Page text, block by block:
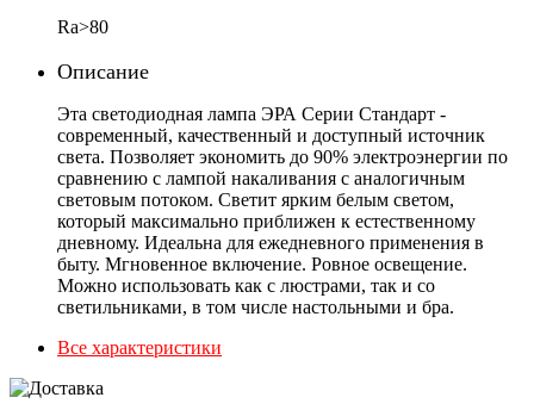
Ra>80
Описание
Эта светодиодная лампа ЭРА Серии Стандарт -
современный, качественный и доступный источник
света. Позволяет экономить до 90% электроэнергии по
сравнению с лампой накаливания с аналогичным
световым потоком. Светит ярким белым светом,
который максимально приближен к естественному
дневному. Идеальна для ежедневного применения в
быту. Мгновенное включение. Ровное освещение.
Можно использовать как с люстрами, так и со
светильниками, в том числе настольными и бра.
Все характеристики